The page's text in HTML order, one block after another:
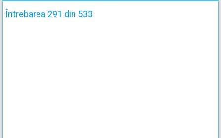
Întrebarea 291 din 533